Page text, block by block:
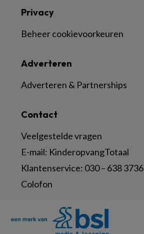
Contact
Veelgestelde vragen
E-mail: KinderopvangTotaal
Klantenservice: 030 – 638 3736
Colofon
Adverteren
Adverteren & Partnerships
Privacy
Beheer cookievoorkeuren